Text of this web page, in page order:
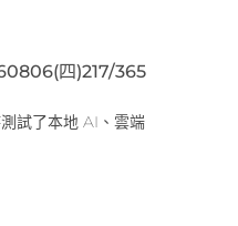
四)217/365
試了本地 AI、雲端